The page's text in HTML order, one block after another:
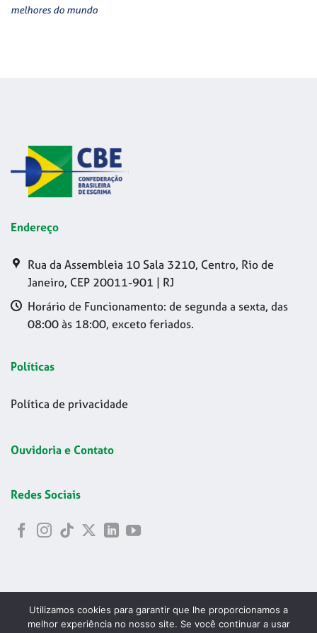
melhores do mundo
Endereço
Rua da Assembleia 10 Sala 3210, Centro, Rio de
Janeiro, CEP 20011-901 | RJ
Horário de Funcionamento: de segunda a sexta, das
08:00 às 18:00, exceto feriados.
Políticas
Política de privacidade
Ouvidoria e Contato
Redes Sociais
Utilizamos cookies para garantir que lhe proporcionamos a
melhor experiência no nosso site. Se você continuar a usar